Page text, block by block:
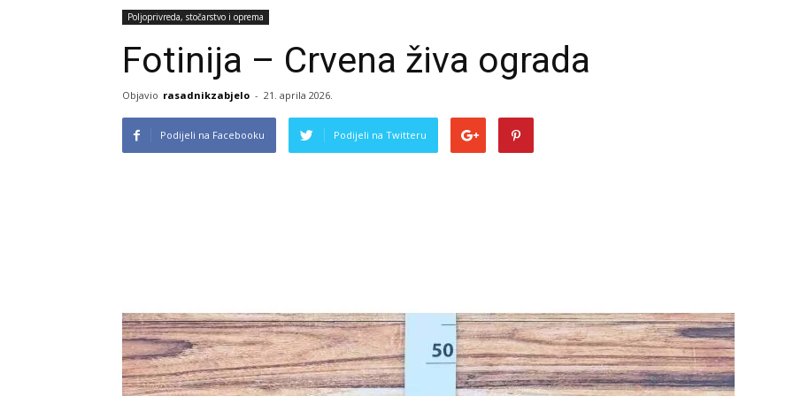
Poljoprivreda, stočarstvo i oprema
Fotinija – Crvena živa ograda
Objavio rasadnikzabjelo - 21. aprila 2026.
Podijeli na Facebooku Podijeli na Twitteru